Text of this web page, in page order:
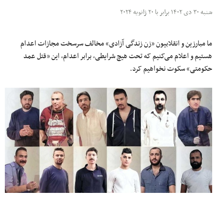
شنبه ۳۰ دی ۱۴۰۲ برابر با ۲۰ ژانویه ۲۰۲۴
ما مبارزین و انقلابیون «زن زندگی آزادی» مخالف سرسخت مجازات اعدام
هستیم و اعلام می‌کنیم که تحت هیچ شرایطی، برابر اعدام، این «قتل عمد
حکومتی» سکوت نخواهیم کرد.